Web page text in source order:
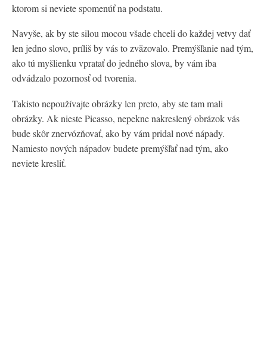
ktorom si neviete spomenúť na podstatu.
Navyše, ak by ste silou mocou všade chceli do každej vetvy dať
len jedno slovo, príliš by vás to zväzovalo. Premýšľanie nad tým,
ako tú myšlienku vpratať do jedného slova, by vám iba
odvádzalo pozornosť od tvorenia.
Takisto nepoužívajte obrázky len preto, aby ste tam mali
obrázky. Ak nieste Picasso, nepekne nakreslený obrázok vás
bude skôr znervózňovať, ako by vám pridal nové nápady.
Namiesto nových nápadov budete premýšľať nad tým, ako
neviete kresliť.